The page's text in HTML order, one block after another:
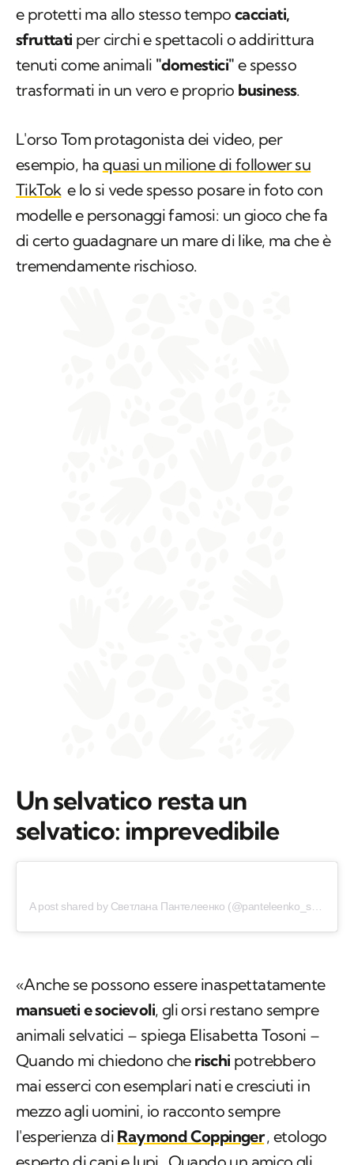
e protetti ma allo stesso tempo cacciati,
sfruttati per circhi e spettacoli o addirittura
tenuti come animali "domestici" e spesso
trasformati in un vero e proprio business.
L'orso Tom protagonista dei video, per
esempio, ha quasi un milione di follower su
TikTok e lo si vede spesso posare in foto con
modelle e personaggi famosi: un gioco che fa
di certo guadagnare un mare di like, ma che è
tremendamente rischioso.
Un selvatico resta un
selvatico: imprevedibile
«Anche se possono essere inaspettatamente
mansueti e socievoli, gli orsi restano sempre
animali selvatici – spiega Elisabetta Tosoni –
Quando mi chiedono che rischi potrebbero
mai esserci con esemplari nati e cresciuti in
mezzo agli uomini, io racconto sempre
l'esperienza di Raymond Coppinger, etologo